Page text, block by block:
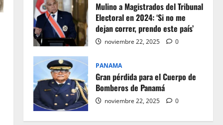
Mulino a Magistrados del Tribunal
Electoral en 2024: ‘Si no me
dejan correr, prendo este país’
noviembre 22, 2025 0
PANAMA
Gran pérdida para el Cuerpo de
Bomberos de Panamá
noviembre 22, 2025 0